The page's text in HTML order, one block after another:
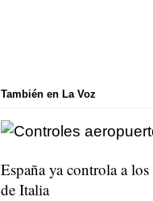
También en La Voz
España ya controla a
de Italia